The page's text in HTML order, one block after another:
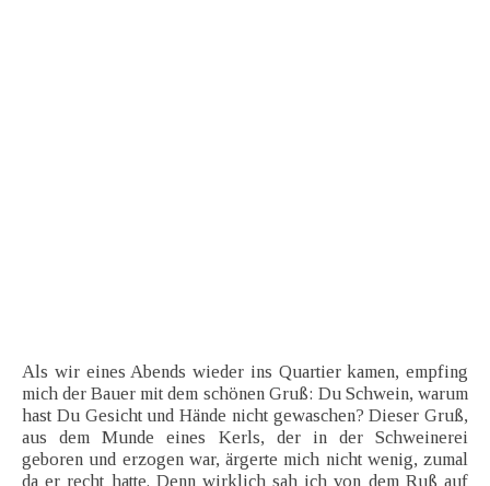
Als wir eines Abends wieder ins Quartier kamen, empfing
mich der Bauer mit dem schönen Gruß: Du Schwein, warum
hast Du Gesicht und Hände nicht gewaschen? Dieser Gruß,
aus dem Munde eines Kerls, der in der Schweinerei
geboren und erzogen war, ärgerte mich nicht wenig, zumal
da er recht hatte. Denn wirklich sah ich von dem Ruß auf